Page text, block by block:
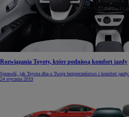
Rozwiązania Toyoty, które podniosą komfort jazdy
Sprawdź, jak Toyota dba o Twoje bezpieczeństwo i komfort jazdy.
24 stycznia 2019